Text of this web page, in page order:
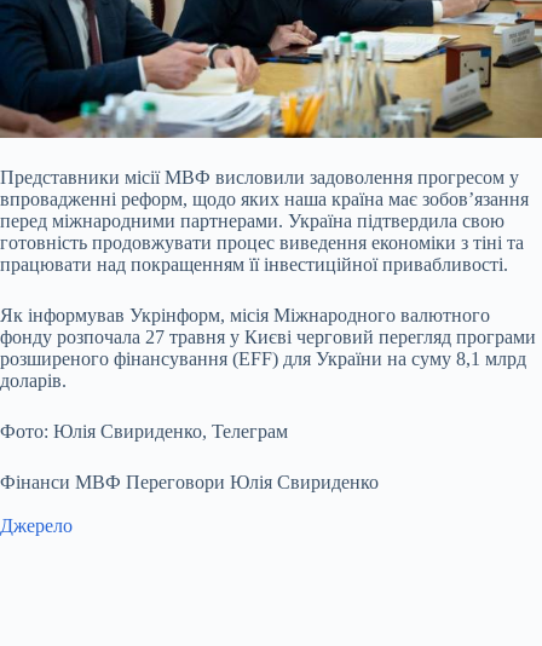
Представники місії МВФ висловили задоволення прогресом у
впровадженні реформ, щодо яких наша країна має зобов’язання
перед міжнародними партнерами. Україна підтвердила свою
готовність продовжувати процес виведення економіки з тіні та
працювати над покращенням її інвестиційної привабливості.
Як інформував Укрінформ, місія Міжнародного валютного
фонду розпочала 27 травня у Києві черговий перегляд програми
розширеного фінансування (EFF) для України на суму 8,1 млрд
доларів.
Фото: Юлія Свириденко, Телеграм
Фінанси МВФ Переговори Юлія Свириденко
Джерело